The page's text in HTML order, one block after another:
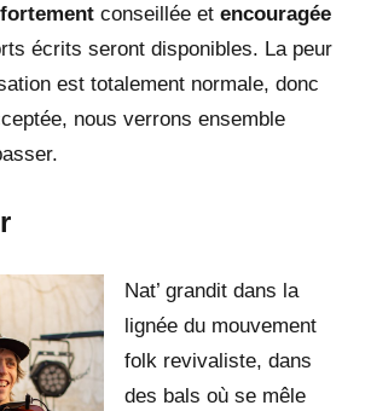
conseillée et encouragée
écrits seront disponibles. La peur
est totalement normale, donc
nous verrons ensemble
Nat’ grandit dans la
lignée du mouvement
folk revivaliste, dans
des bals où se mêle